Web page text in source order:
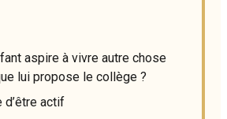
aspire à vivre autre chose
lui propose le collège ?
d’être actif